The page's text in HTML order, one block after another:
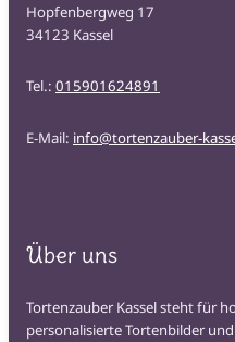
Hopfenbergweg 17
34123 Kassel
Tel.: 015901624891
E-Mail: info@tortenzauber-
Über uns
Tortenzauber Kassel steht für
personalisierte Tortenbilder